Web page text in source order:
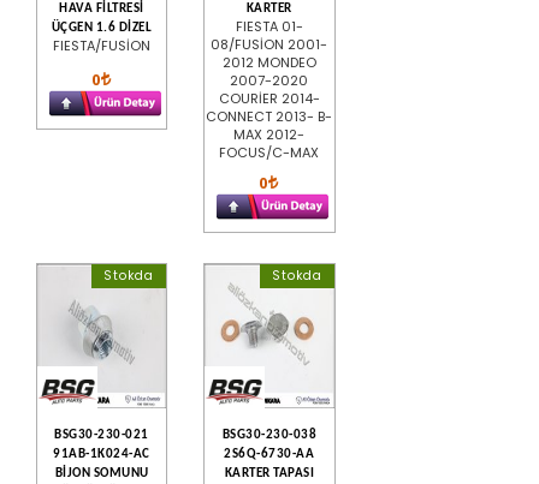
HAVA FİLTRESİ
ÜÇGEN 1.6 DİZEL
FIESTA/FUSİON
0
KARTER
FIESTA 01-
08/FUSİON 2001-
2012 MONDEO
2007-2020
COURİER 2014-
CONNECT 2013- B-
MAX 2012-
FOCUS/C-MAX
0
Stokda
BSG30-230-021
91AB-1K024-AC
BİJON SOMUNU
Stokda
BSG30-230-038
2S6Q-6730-AA
KARTER TAPASI